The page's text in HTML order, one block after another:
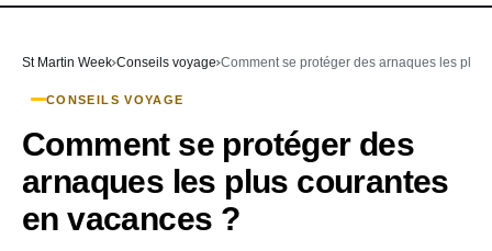
St Martin Week Conseils voyage Comment se protéger des arnaques les plus
CONSEILS VOYAGE
Comment se protéger des
arnaques les plus courantes
en vacances ?